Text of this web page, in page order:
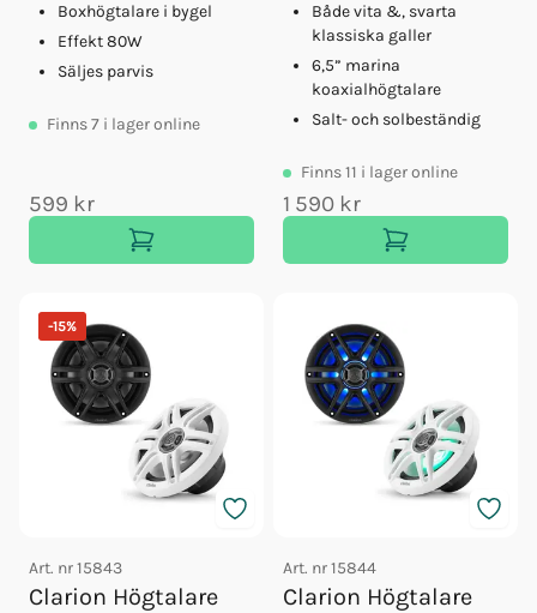
Boxhögtalare i bygel
Effekt 80W
Säljes parvis
Finns7 i lager online
599 kr
Både vita &, svarta
klassiska galler
6,5” marina
koaxialhögtalare
Salt- och solbeständig
Finns11 i lager online
1 590 kr
-15%
Art. nr15843
Clarion Högtalare
Art. nr15844
Clarion Högtalare